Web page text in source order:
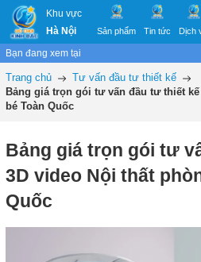
Khu vực
Hà Nội
Sản phẩm Tin tức Dịch
Bạn đang xem tại
Trang chủ
Tư vấn đầu tư thiết kế
Bảng giá trọn gói tư vấn đầu tư thiết
bé Toàn Quốc
Bảng giá trọn gói tư
3D video Nội thất
Quốc